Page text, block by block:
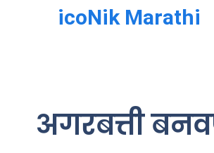
icoNik Marathi
अगरबत्ती